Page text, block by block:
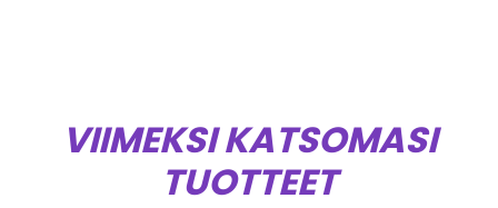
VIIMEKSI KATSOMASI
TUOTTEET